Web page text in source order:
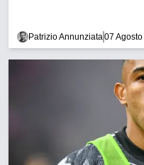
Patrizio Annunziata07